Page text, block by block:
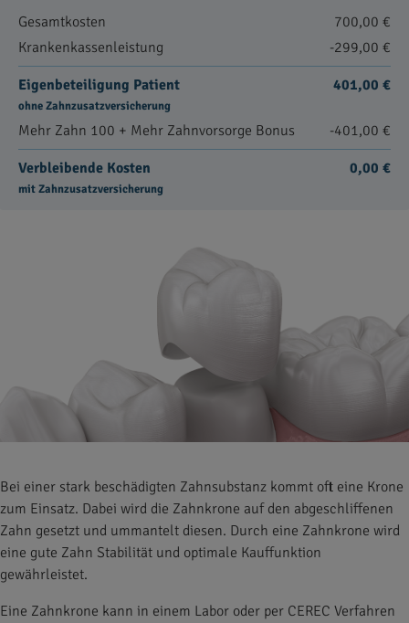
Gesamtkosten
700,00 €
Krankenkassenleistung
-299,00 €
Eigenbeteiligung Patient
ohne Zahnzusatzversicherung
401,00 €
Mehr Zahn 100 + Mehr Zahnvorsorge Bonus -401,00 €
Verbleibende Kosten
mit Zahnzusatzversicherung
0,00 €
Bei einer stark beschädigten Zahnsubstanz kommt oft eine Krone
zum Einsatz. Dabei wird die Zahnkrone auf den abgeschliffenen
Zahn gesetzt und ummantelt diesen. Durch eine Zahnkrone wird
eine gute Zahn Stabilität und optimale Kauffunktion
gewährleistet.
Eine Zahnkrone kann in einem Labor oder per CEREC Verfahren